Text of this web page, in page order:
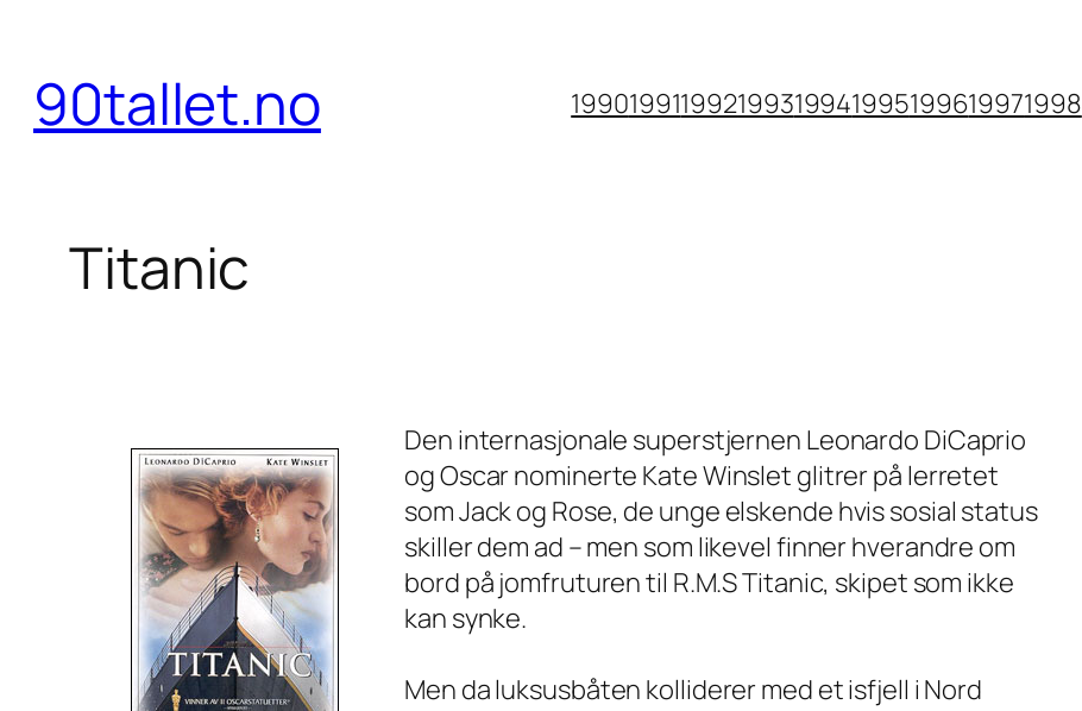
innhold
90tallet.no 199019911992199319941995199619971998
Titanic
Den internasjonale superstjernen Leonardo DiCaprio
og Oscar nominerte Kate Winslet glitrer på lerretet
som Jack og Rose, de unge elskende hvis sosial status
skiller dem ad – men som likevel finner hverandre om
bord på jomfruturen til R.M.S Titanic, skipet som ikke
kan synke.
Men da luksusbåten kolliderer med et isfjell i Nord